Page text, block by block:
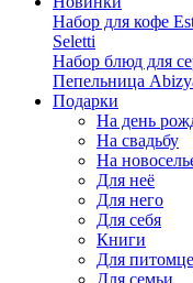
Набор для кофе
Seletti
Набор блюд для
Пепельница
Подарки
На день
На свадьбу
На
Для неё
Для него
Для себя
Книги
Для
Для семьи